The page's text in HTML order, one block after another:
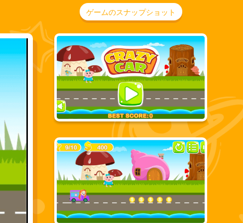
ゲームのスナップショット